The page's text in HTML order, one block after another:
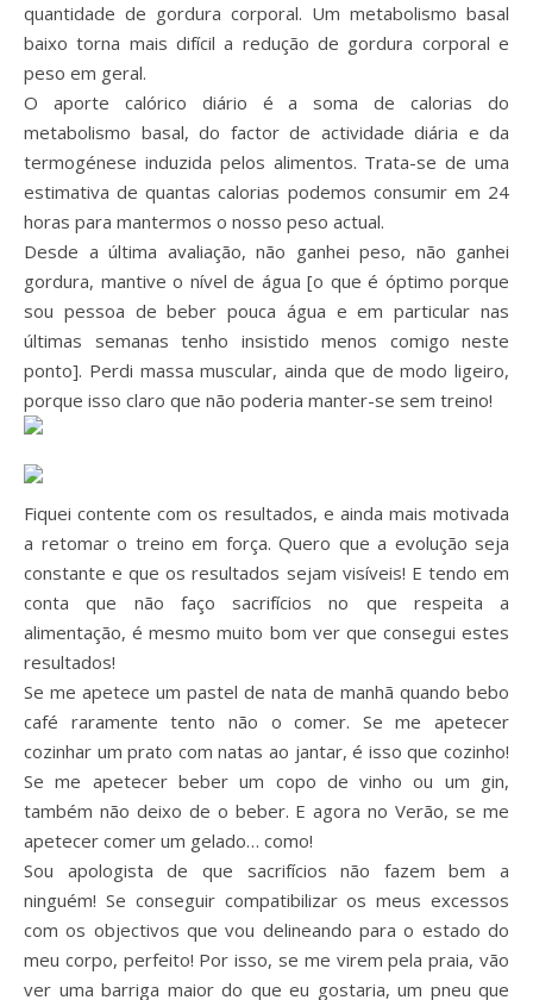
quantidade de gordura corporal. Um metabolismo basal
baixo torna mais difícil a redução de gordura corporal e
peso em geral.
O aporte calórico diário é a soma de calorias do
metabolismo basal, do factor de actividade diária e da
termogénese induzida pelos alimentos. Trata-se de uma
estimativa de quantas calorias podemos consumir em 24
horas para mantermos o nosso peso actual.
Desde a última avaliação, não ganhei peso, não ganhei
gordura, mantive o nível de água [o que é óptimo porque
sou pessoa de beber pouca água e em particular nas
últimas semanas tenho insistido menos comigo neste
ponto]. Perdi massa muscular, ainda que de modo ligeiro,
porque isso claro que não poderia manter-se sem treino!
Fiquei contente com os resultados, e ainda mais motivada
a retomar o treino em força. Quero que a evolução seja
constante e que os resultados sejam visíveis! E tendo em
conta que não faço sacrifícios no que respeita a
alimentação, é mesmo muito bom ver que consegui estes
resultados!
Se me apetece um pastel de nata de manhã quando bebo
café raramente tento não o comer. Se me apetecer
cozinhar um prato com natas ao jantar, é isso que cozinho!
Se me apetecer beber um copo de vinho ou um gin,
também não deixo de o beber. E agora no Verão, se me
apetecer comer um gelado… como!
Sou apologista de que sacrifícios não fazem bem a
ninguém! Se conseguir compatibilizar os meus excessos
com os objectivos que vou delineando para o estado do
meu corpo, perfeito! Por isso, se me virem pela praia, vão
ver uma barriga maior do que eu gostaria, um pneu que